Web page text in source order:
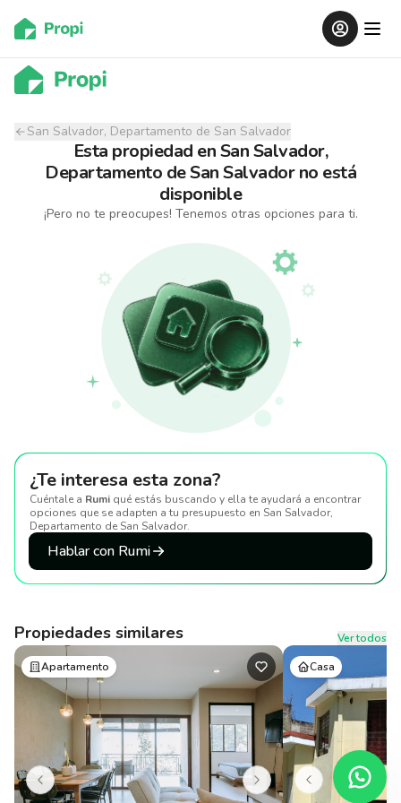
San Salvador, Departamento de San Salvador
Esta propiedad enSan Salvador,
Departamento de San Salvador no está
disponible
¡Pero no te preocupes! Tenemos otras opciones para ti.
¿Te interesa esta zona?
Cuéntale a Rumi qué estás buscando y ella te ayudará a encontrar
opciones que se adapten a tu presupuesto en San Salvador,
Departamento de San Salvador.
Hablar con Rumi
Propiedades similares
Ver todos
Apartamento
Casa